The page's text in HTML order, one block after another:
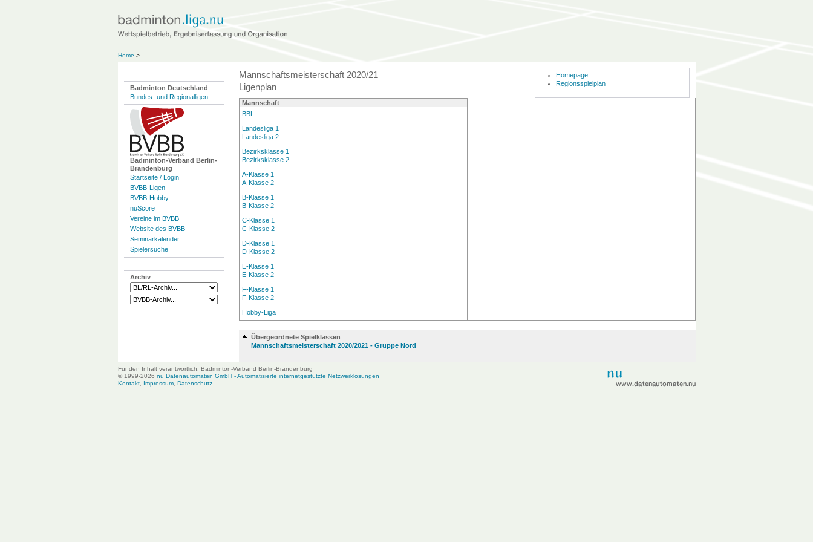
Home >
Badminton Deutschland
Bundes- und Regionalligen
Badminton-Verband Berlin-
Brandenburg
Startseite / Login
BVBB-Ligen
BVBB-Hobby
nuScore
Vereine im BVBB
Website des BVBB
Seminarkalender
Spielersuche
Archiv
Mannschaftsmeisterschaft 2020/21
Ligenplan
Homepage
Regionsspielplan
Mannschaft
BBL
Landesliga 1
Landesliga 2
Bezirksklasse 1
Bezirksklasse 2
A-Klasse 1
A-Klasse 2
B-Klasse 1
B-Klasse 2
C-Klasse 1
C-Klasse 2
D-Klasse 1
D-Klasse 2
E-Klasse 1
E-Klasse 2
F-Klasse 1
F-Klasse 2
Hobby-Liga
Übergeordnete Spielklassen
Mannschaftsmeisterschaft 2020/2021 - Gruppe Nord
Für den Inhalt verantwortlich: Badminton-Verband Berlin-Brandenburg
© 1999-2026 nu Datenautomaten GmbH - Automatisierte internetgestützte Netzwerklösungen
Kontakt, Impressum, Datenschutz